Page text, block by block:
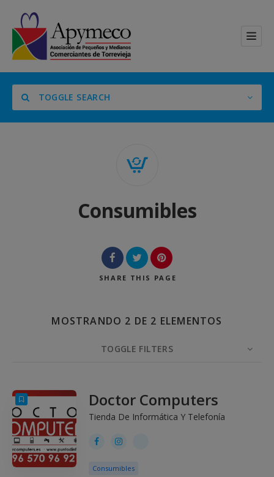
TOGGLE SEARCH
Buscar
Consumibles
SHARE THIS PAGE
MOSTRANDO 2 DE 2 ELEMENTOS
TOGGLE FILTERS
ELEMENTOS 10 Doctor Computers
Tienda De Informática Y Telefonía
Consumibles